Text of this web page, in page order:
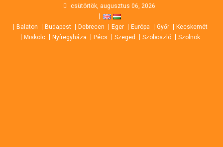
content
csütörtök, augusztus 06, 2026
Balaton Budapest Debrecen Eger Európa Győr
Kecskemét
Miskolc
Nyíregyháza Pécs Szeged Szoboszló Szolnok